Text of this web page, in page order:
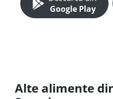
Google Play
Alte alimente